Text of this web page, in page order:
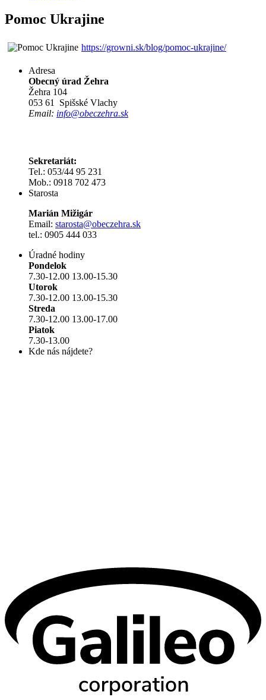
Pomoc Ukrajine
https://growni.sk/blog/pomoc-ukrajine/
Adresa
Obecný úrad Žehra
Žehra 104
053 61 Spišské Vlachy
Email: info@obeczehra.sk
Sekretariát:
Tel.: 053/44 95 231
Mob.: 0918 702 473
Starosta
Marián Mižigár
Email: starosta@obeczehra.sk
tel.: 0905 444 033
Úradné hodiny
Pondelok
7.30-12.00 13.00-15.30
Utorok
7.30-12.00 13.00-15.30
Streda
7.30-12.00 13.00-17.00
Piatok
7.30-13.00
Kde nás nájdete?